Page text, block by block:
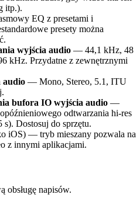
itp.).
EQ z presetami i
presety można
wyjścia audio — 44,1 kHz, 48
kHz. Przydatne z zewnętrznymi
audio — Mono, Stereo, 5.1, ITU
bufora IO wyjścia audio —
odtwarzania hi-res
s). Dostosuj do sprzętu.
iOS) — tryb mieszany pozwala na
z innymi aplikacjami.
obsługę napisów.